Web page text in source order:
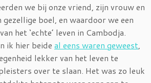
we bij onze vriend, zijn vrouw en
gezellige boel, en waardoor we een
het ‘echte’ leven in Cambodja.
ik hier beide al eens waren geweest,
lekker van het leven te
over te slaan. Het was zo leuk